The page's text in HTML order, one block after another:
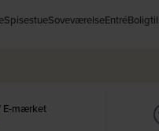
SpisestueSoveværelseEntré
E-mærket